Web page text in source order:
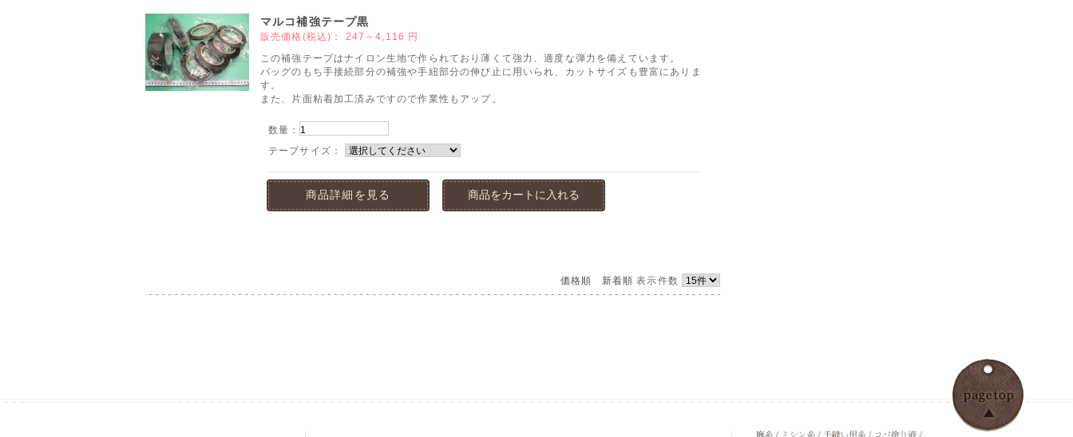
マルコ補強テープ黒
販売価格(税込)： 247～4,116 円
この補強テープはナイロン生地で作られており薄くて強力、適度な弾力を備えています。
バッグのもち手接続部分の補強や手紐部分の伸び止に用いられ、カットサイズも豊富にありま
す。
また、片面粘着加工済みですので作業性もアップ。
数量：
テープサイズ：
商品詳細を見る 商品をカートに入れる
価格順 新着順 表示件数